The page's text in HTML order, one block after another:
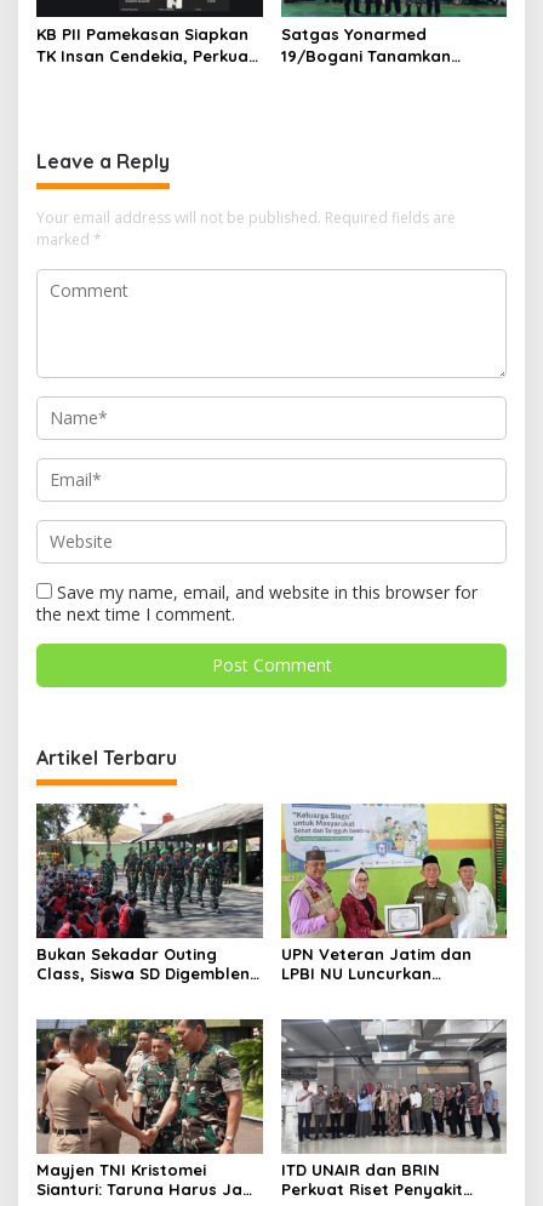
KB PII Pamekasan Siapkan
TK Insan Cendekia, Perkuat
Satgas Yonarmed
19/Bogani Tanamkan
Leave a Reply
Your email address will not be published. Required fields are
marked *
Save my name, email, and website in this browser for
the next time I comment.
Artikel Terbaru
Bukan Sekadar Outing
Class, Siswa SD Digembleng
UPN Veteran Jatim dan
LPBI NU Luncurkan
Mayjen TNI Kristomei
Sianturi: Taruna Harus Jadi
ITD UNAIR dan BRIN
Perkuat Riset Penyakit